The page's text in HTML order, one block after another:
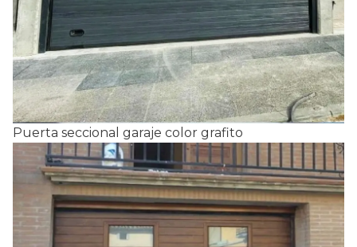
Puerta seccional garaje color grafito